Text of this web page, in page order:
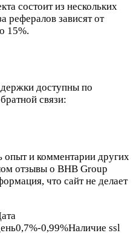
состоит из нескольких
рефералов зависят от
15%.
доступны по
связи:
и комментарии других
отзывы о BHB Group
что сайт не делает
0,99%Наличие ssl